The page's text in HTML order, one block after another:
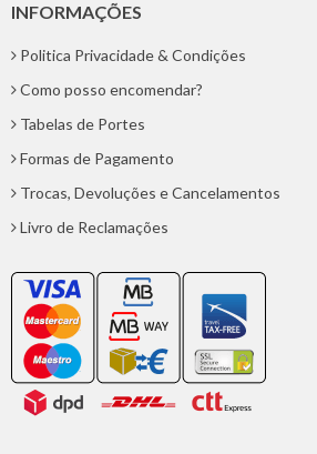
INFORMAÇÕES
Politica Privacidade & Condições
Como posso encomendar?
Tabelas de Portes
Formas de Pagamento
Trocas, Devoluções e Cancelamentos
Livro de Reclamações